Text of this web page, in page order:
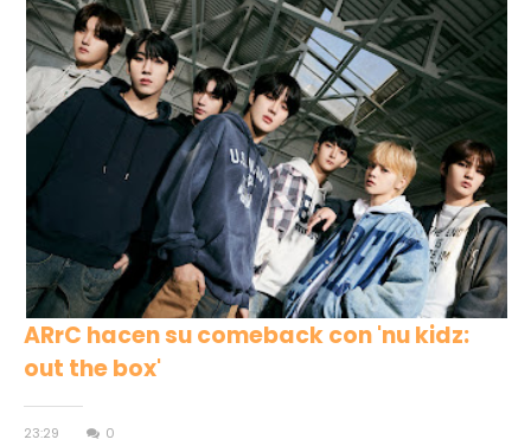
ARrC hacen su comeback con 'nu kidz:
out the box'
23:29 0